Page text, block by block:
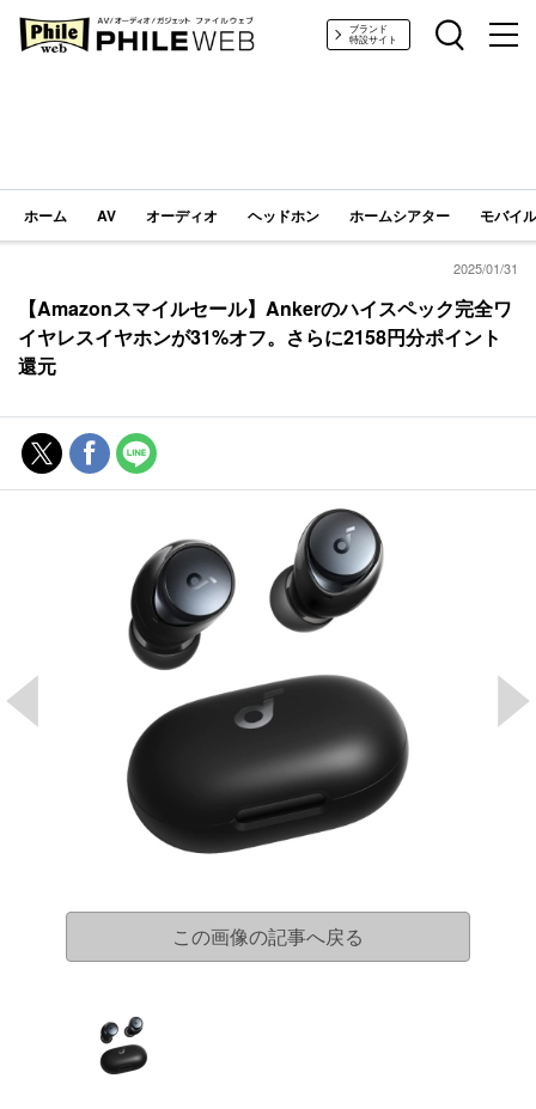
PHILE WEB｜AV/オーディオ/ガジェットブランド
特設サイト
ホーム AV オーディオ ヘッドホン ホームシアター モバイ
2025/01/31
【Amazonスマイルセール】Ankerのハイスペック完全ワ
イヤレスイヤホンが31%オフ。さらに2158円分ポイント
還元
この画像の記事へ戻る